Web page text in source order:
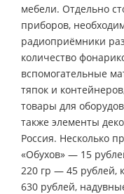
мебели. Отдельно
приборов,
радиоприёмники
количество
вспомогательные
тяпок и
товары для
также элементы
Россия. Несколько
«Обухов» — 15
220 гр — 45 рублей,
630 рублей,